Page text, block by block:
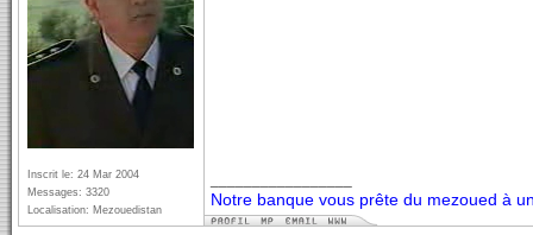
Inscrit le: 24 Mar 2004
Messages: 3320
Localisation: Mezouedistan
Notre banque vous prête du mezoued à